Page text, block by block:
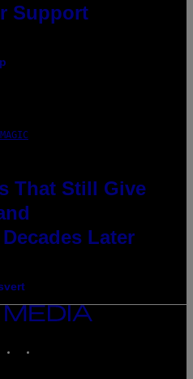
Support
That Still Give
Later